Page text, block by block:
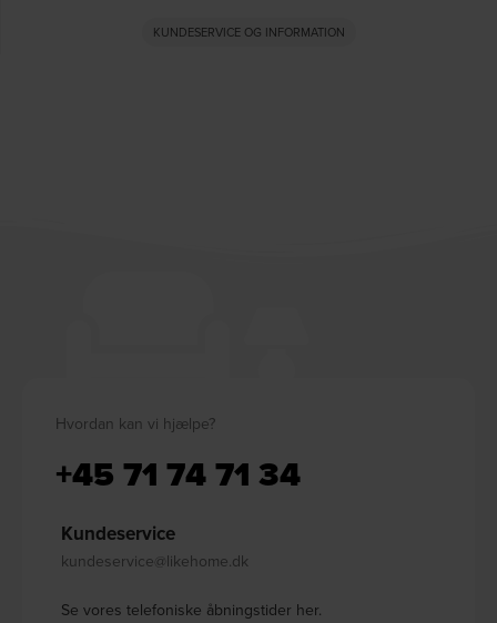
KUNDESERVICE OG INFORMATION
Hvordan kan vi hjælpe?
+45 71 74 71 34
Kundeservice
kundeservice@likehome.dk
Se vores telefoniske åbningstider her.